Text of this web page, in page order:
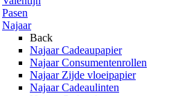
Pasen
Najaar
Back
Najaar Cadeaupapier
Najaar Consumentenrollen
Najaar Zijde vloeipapier
Najaar Cadeaulinten